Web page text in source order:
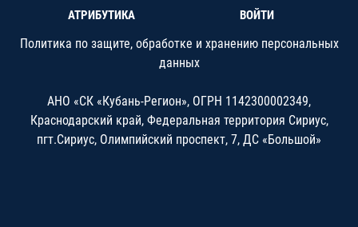
АТРИБУТИКА ВОЙТИ
Политика по защите, обработке и хранению персональных
данных
АНО «СК «Кубань-Регион», ОГРН 1142300002349,
Краснодарский край, Федеральная территория Сириус,
пгт.Сириус, Олимпийский проспект, 7, ДС «Большой»